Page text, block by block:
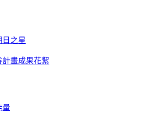
日之星
計畫成果花絮
量